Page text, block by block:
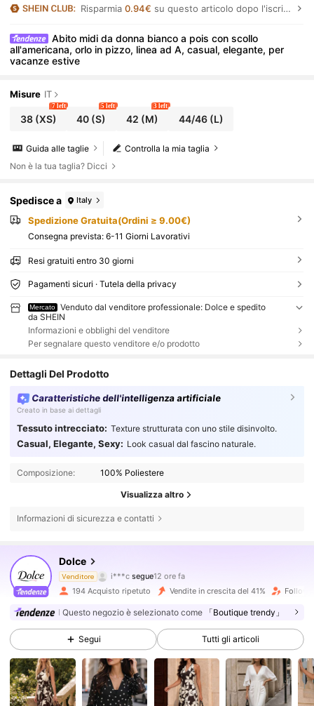
Risparmia 0.94€ su questo articolo dopo l'iscrizione.
Abito midi da donna bianco a pois con scollo
all'americana, orlo in pizzo, linea ad A, casual, elegante, per
vacanze estive
Misure IT
38(XS)
7 left
40 (S)
5 left
42 (M)
3 left
44/46(L)
Controlla la mia taglia
Guida alle taglie
Non è la tua taglia? Dicci
Spedisce a Italy
Spedizione Gratuita(Ordini ≥ 9.00€)
Consegna prevista: 6-11 Giorni Lavorativi
Resi gratuiti entro 30 giorni
Pagamenti sicuri · Tutela della privacy
Mercato
Venduto dal venditore professionale: Dolce e spedito
da SHEIN
Informazioni e obblighi del venditore
Per segnalare questo venditore e/o prodotto
Dettagli Del Prodotto
Caratteristiche dell'intelligenza artificiale
Creato in base ai dettagli
Tessuto intrecciato: Texture strutturata con uno stile disinvolto.
Casual, Elegante, Sexy: Look casual dal fascino naturale.
Composizione: 100% Poliestere
Visualizza altro
Informazioni di sicurezza e contatti
Dolce
Venditore
n***0sta navigando
4.48
2.1K Follower
2.1K Follower
4.48 2.1K Follower
194 Acquisto ripetuto Vendite in crescita del 41%
Questo negozio è selezionato come 「Boutique trendy」
Segui Tutti gli articoli